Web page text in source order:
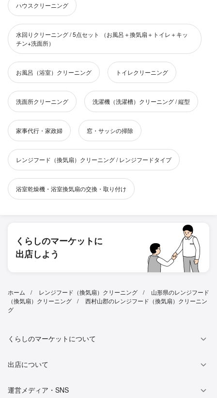
ハウスクリーニング
水回りクリーニング / 5点セット （お風呂＋換気扇＋トイレ＋キッ
チン+洗面所）
お風呂（浴室）クリーニング トイレクリーニング
洗面所クリーニング 洗濯機（洗濯槽）クリーニング / 縦型
家事代行・家政婦 窓・サッシの掃除
レンジフード（換気扇）クリーニング / レンジフードタイプ
浴室乾燥機・浴室換気扇の交換・取り付け
くらしのマーケットに
出店しよう
ホーム レンジフード（換気扇）クリーニング
山形県のレンジフード
（換気扇）クリーニング
西村山郡のレンジフード（換気扇）クリーニン
グ
くらしのマーケットについて
出店について
運営メディア・SNS